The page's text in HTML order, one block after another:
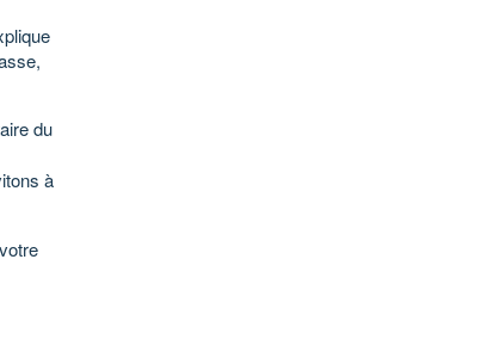
du
à